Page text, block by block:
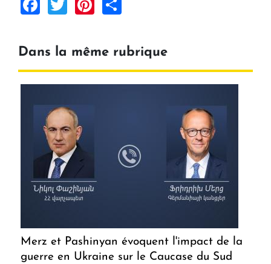
Dans la même rubrique
Merz et Pashinyan évoquent l'impact de la
guerre en Ukraine sur le Caucase du Sud